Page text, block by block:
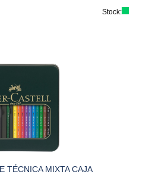
Stock:
TÉCNICA MIXTA CAJA